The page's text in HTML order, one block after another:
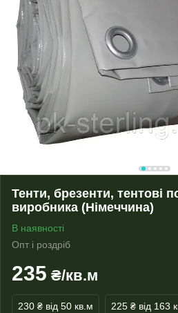
Тенти, брезенти, тентові
виробника (Німеччина)
В наявності
Опт і роздріб
235 ₴/кв.м
230 ₴ від 50 кв.м 225 ₴ від 163